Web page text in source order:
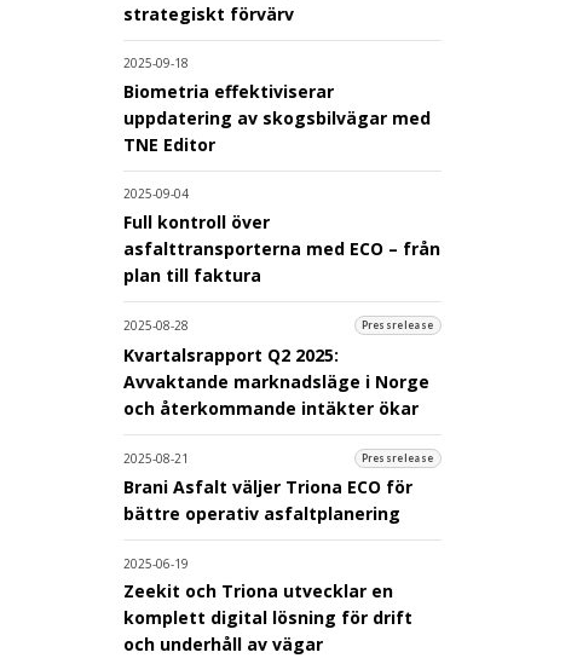
strategiskt förvärv
2025-09-18
Biometria effektiviserar
uppdatering av skogsbilvägar med
TNE Editor
2025-09-04
Full kontroll över
asfalttransporterna med ECO – från
plan till faktura
2025-08-28 Pressrelease
Kvartalsrapport Q2 2025:
Avvaktande marknadsläge i Norge
och återkommande intäkter ökar
2025-08-21 Pressrelease
Brani Asfalt väljer Triona ECO för
bättre operativ asfaltplanering
2025-06-19
Zeekit och Triona utvecklar en
komplett digital lösning för drift
och underhåll av vägar